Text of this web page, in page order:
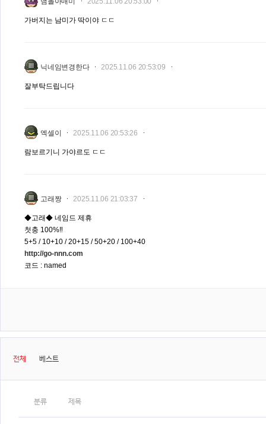
가버지는 남미가 딱이야 ㄷㄷ
닉네임변경한다 2025.11.06 20:53:09
잘부탁드립니다
엑셀이 2025.11.06 20:53:26
람보르기니 가야르도 ㄷㄷ
고래짱 2025.11.06 21:03:37
◆고래◆ 네임드 제휴
첫충 100%‼️
5+5 / 10+10 / 20+15 / 50+20 / 100+40
http://go-nnn.com
코드 : named
전체 베스트
분류 제목